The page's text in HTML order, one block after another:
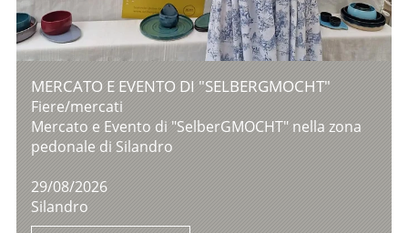
MERCATO E EVENTO DI "SELBERGMOCHT"
Fiere/mercati
Mercato e Evento di "SelberGMOCHT" nella zona
pedonale di Silandro
29/08/2026
Silandro